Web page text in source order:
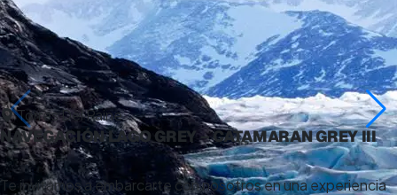
Torres Del Paine
NAVEGACIÓN LAGO GREY – CATAMARAN GREY III
Te invitamos a embarcarte con nosotros en una experiencia